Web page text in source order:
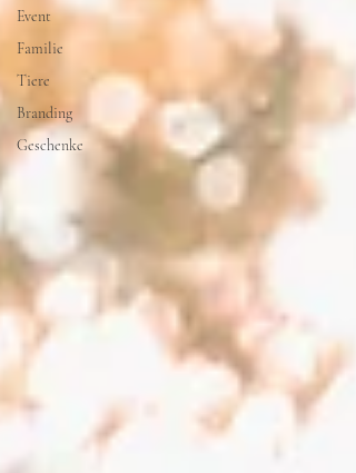
Event
Familie
Tiere
Branding
Geschenke